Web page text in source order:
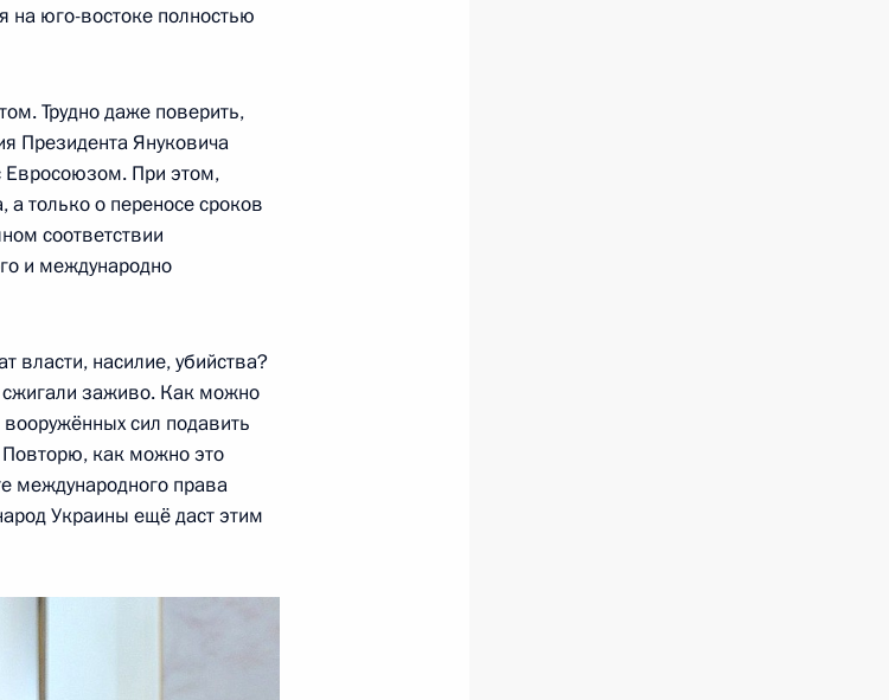
России
Правовая и
техническая
информация
О портале
Об использовании
информации сайта
на юго-востоке полностью
Трудно даже поверить,
Президента Януковича
Евросоюзом. При этом,
а только о переносе сроков
соответствии
и международно
власти, насилие, убийства?
сжигали заживо. Как можно
сил подавить
как можно это
международного права
Украины ещё даст этим